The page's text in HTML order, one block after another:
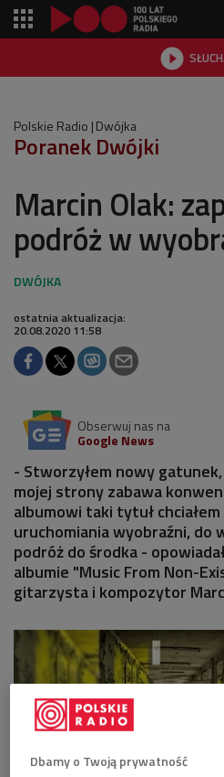

Polskie Radio Dwójka
Poranek Dwójki
Marcin Olak:
podróż w
ostatnia aktualizacja:
20.08.2020 11:58
Obserwuj nas na
Google News
- Stworzyłem nowy
mojej strony zabawa
albumowi taki tytuł
uruchomiania wyobraźni, do
podróż do środka -
albumie "Music From Non-
gitarzysta i kompozytor
Dbamy o Twoją prywatność